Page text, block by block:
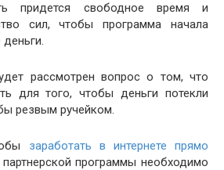
придется свободное время и
сил, чтобы программа начала
рассмотрен вопрос о том, что
для того, чтобы деньги потекли
резвым ручейком.
заработать в интернете прямо
программы необходимо